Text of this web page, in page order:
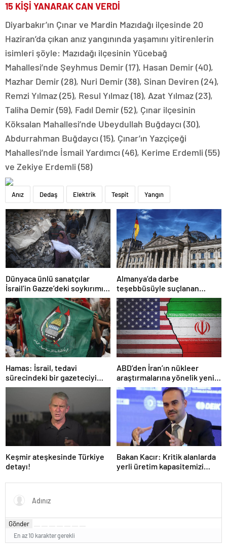
15 KİŞİ YANARAK CAN VERDİ
Diyarbakır’ın Çınar ve Mardin Mazıdağı ilçesinde 20
Haziran’da çıkan anız yangınında yaşamını yitirenlerin
isimleri şöyle: Mazıdağı ilçesinin Yücebağ
Mahallesi’nde Şeyhmus Demir (17), Hasan Demir (40),
Mazhar Demir (28), Nuri Demir (38), Sinan Deviren (24),
Remzi Yılmaz (25), Resul Yılmaz (18), Azat Yılmaz (23),
Taliha Demir (59), Fadıl Demir (52), Çınar ilçesinin
Köksalan Mahallesi’nde Ubeydullah Buğdaycı (30),
Abdurrahman Buğdaycı (15), Çınar’ın Yazçiçeği
Mahallesi’nde İsmail Yardımcı (46), Kerime Erdemli (55)
ve Zekiye Erdemli (58)
Anız Dedaş Elektrik Tespit Yangın
Dünyaca ünlü sanatçılar
İsrail’in Gazze’deki soykırımını
kınadı
Almanya’da darbe
teşebbüsüyle suçlanan
örgüte ait dernek yasaklandı
Hamas: İsrail, tedavi
sürecindeki bir gazeteciyi
öldürerek savaş suçu
ABD’den İran’ın nükleer
araştırmalarına yönelik yeni
yaptırımlar
Keşmir ateşkesinde Türkiye
detayı!
Bakan Kacır: Kritik alanlarda
yerli üretim kapasitemizi
Gönder
En az 10 karakter gerekli